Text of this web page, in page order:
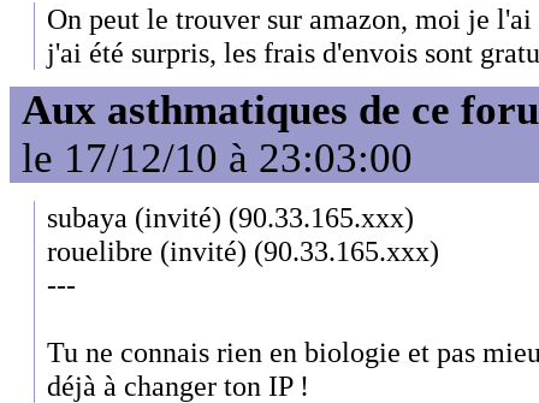
On peut le trouver sur amazon, moi je
j'ai été surpris, les frais d'envois sont
Aux asthmatiques de ce
le 17/12/10 à 23:03:00
subaya (invité) (90.33.165.xxx)
rouelibre (invité) (90.33.165.xxx)
---
Tu ne connais rien en biologie et pas
déjà à changer ton IP !